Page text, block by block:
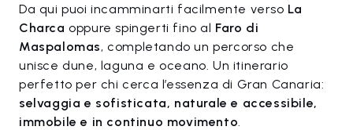
Da qui puoi incamminarti facilmente verso La
Charca oppure spingerti fino al Faro di
Maspalomas, completando un percorso che
unisce dune, laguna e oceano. Un itinerario
perfetto per chi cerca l’essenza di Gran Canaria:
selvaggia e sofisticata, naturale e accessibile,
immobile e in continuo movimento